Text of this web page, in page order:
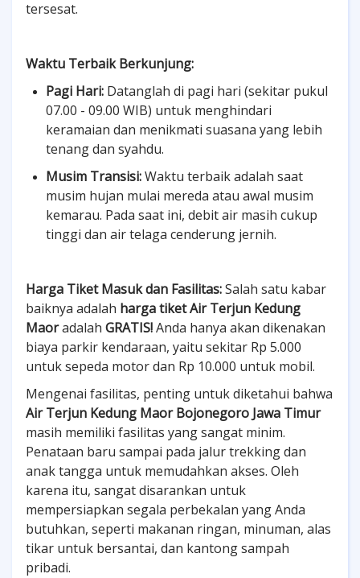
tersesat.
Waktu Terbaik Berkunjung:
Pagi Hari: Datanglah di pagi hari (sekitar pukul
07.00 - 09.00 WIB) untuk menghindari
keramaian dan menikmati suasana yang lebih
tenang dan syahdu.
Musim Transisi:Waktu terbaik adalah saat
musim hujan mulai mereda atau awal musim
kemarau. Pada saat ini, debit air masih cukup
tinggi dan air telaga cenderung jernih.
Harga Tiket Masuk dan Fasilitas:Salah satu kabar
baiknya adalah harga tiket Air Terjun Kedung
Maoradalah GRATIS!Anda hanya akan dikenakan
biaya parkir kendaraan, yaitu sekitar Rp 5.000
untuk sepeda motor dan Rp 10.000 untuk mobil.
Mengenai fasilitas, penting untuk diketahui bahwa
Air Terjun Kedung Maor Bojonegoro Jawa Timur
masih memiliki fasilitas yang sangat minim.
Penataan baru sampai pada jalur trekking dan
anak tangga untuk memudahkan akses. Oleh
karena itu, sangat disarankan untuk
mempersiapkan segala perbekalan yang Anda
butuhkan, seperti makanan ringan, minuman, alas
tikar untuk bersantai, dan kantong sampah
pribadi.